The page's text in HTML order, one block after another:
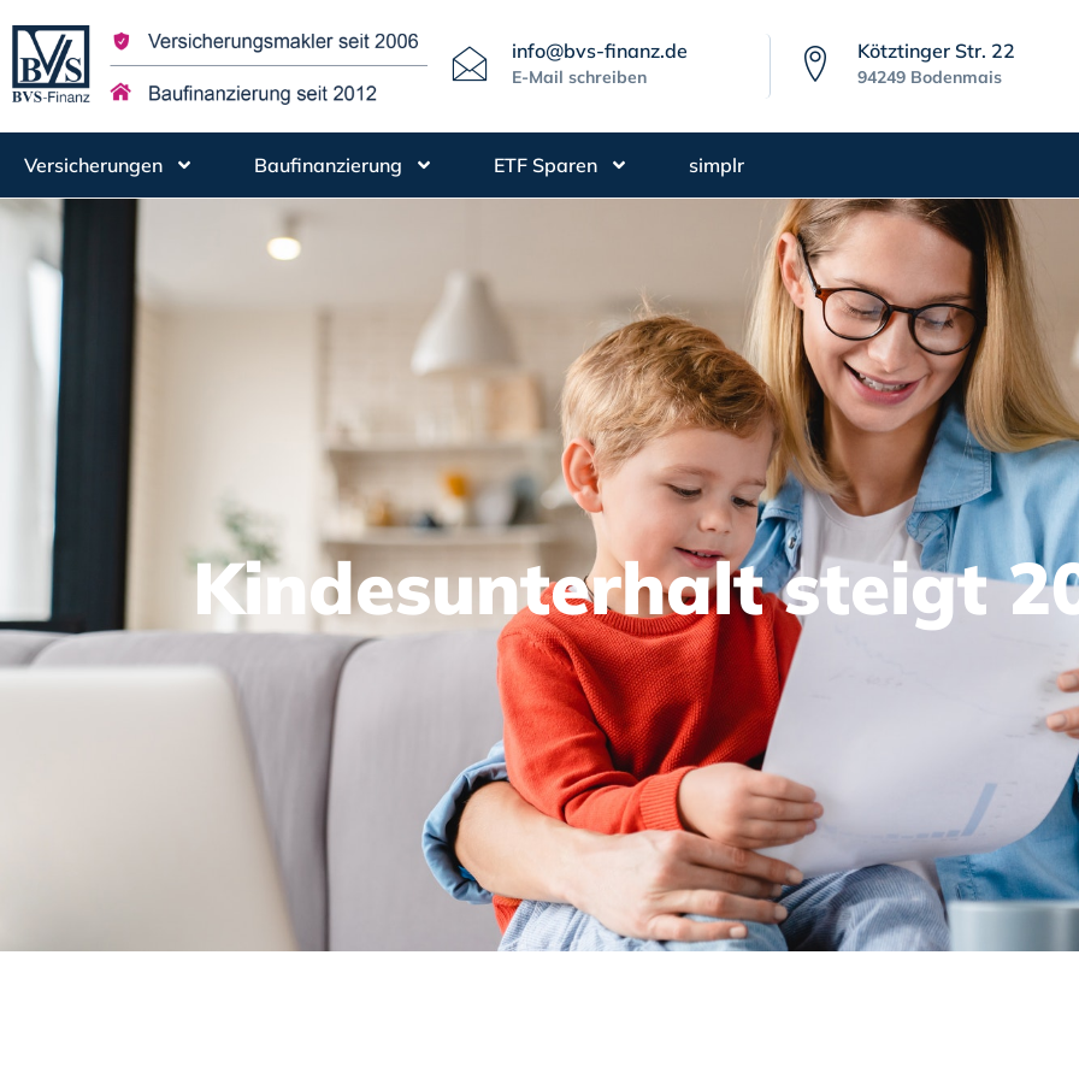
info@bvs-finanz.de
E-Mail schreiben
Kötztinger Str. 22
94249 Bodenmais
Versicherungen Baufinanzierung ETF Sparen simplr
Kindesunterhalt steigt